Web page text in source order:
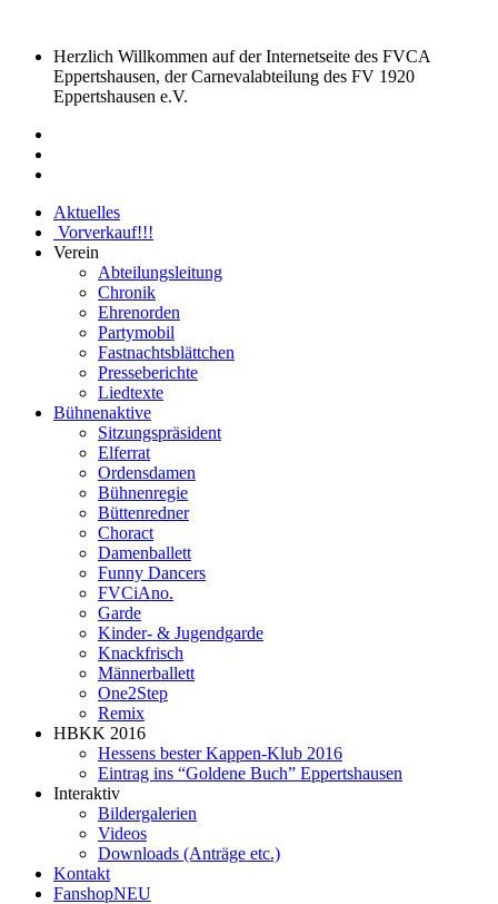
Herzlich Willkommen auf der Internetseite des FVCA
Eppertshausen, der Carnevalabteilung des FV 1920
Eppertshausen e.V.
Aktuelles
Vorverkauf!!!
Verein
Abteilungsleitung
Chronik
Ehrenorden
Partymobil
Fastnachtsblättchen
Presseberichte
Liedtexte
Bühnenaktive
Sitzungspräsident
Elferrat
Ordensdamen
Bühnenregie
Büttenredner
Choract
Damenballett
Funny Dancers
FVCiAno.
Garde
Kinder- & Jugendgarde
Knackfrisch
Männerballett
One2Step
Remix
HBKK 2016
Hessens bester Kappen-Klub 2016
Eintrag ins “Goldene Buch” Eppertshausen
Interaktiv
Bildergalerien
Videos
Downloads (Anträge etc.)
Kontakt
FanshopNEU